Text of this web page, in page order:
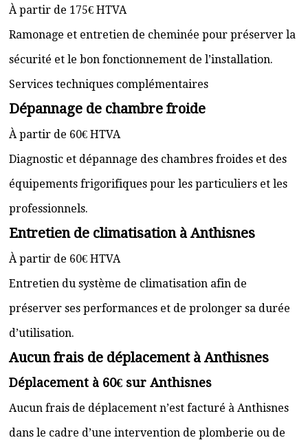
À partir de 175€ HTVA
Ramonage et entretien de cheminée pour préserver la
sécurité et le bon fonctionnement de l’installation.
Services techniques complémentaires
Dépannage de chambre froide
À partir de 60€ HTVA
Diagnostic et dépannage des chambres froides et des
équipements frigorifiques pour les particuliers et les
professionnels.
Entretien de climatisation à Anthisnes
À partir de 60€ HTVA
Entretien du système de climatisation afin de
préserver ses performances et de prolonger sa durée
d’utilisation.
Aucun frais de déplacement à Anthisnes
Déplacement à 60€ sur Anthisnes
Aucun frais de déplacement n’est facturé à Anthisnes
dans le cadre d’une intervention de plomberie ou de